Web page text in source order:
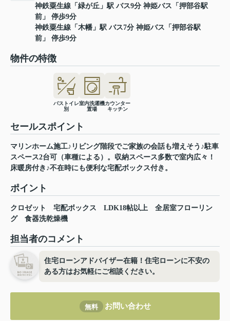
神鉄粟生線 「 緑が丘 」駅 バス9分 神姫バス「押部谷駅
前」 停歩9分
神鉄粟生線 「 木幡 」駅 バス7分 神姫バス「押部谷駅
前」 停歩9分
物件の特徴
バストイレ
別
室内洗濯機
置場
カウンター
キッチン
セールスポイント
マリンホーム施工♪リビング階段でご家族の会話も増えそう♪駐車
スペース2台可（車種による）。収納スペース多数で室内広々！
床暖房付き♪不在時にも便利な宅配ボックス付き。
ポイント
クロゼット 宅配ボックス LDK18帖以上
全居室フローリン
グ
食器洗乾燥機
担当者のコメント
住宅ローンアドバイザー在籍！住宅ローンに不安の
ある方はお気軽にご相談ください。
無料 お問い合わせ